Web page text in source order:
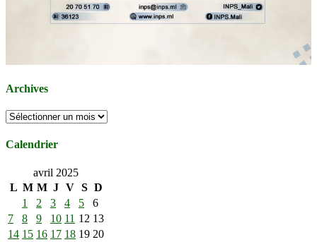
Archives
Archives
Calendrier
avril 2025
L M M J V S D
1
2 3 4 5
6
7
8 9 10 11 12 13
14 15 16 17 18 19 20